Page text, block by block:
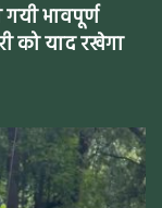
भावपूर्ण
को याद रखेगा